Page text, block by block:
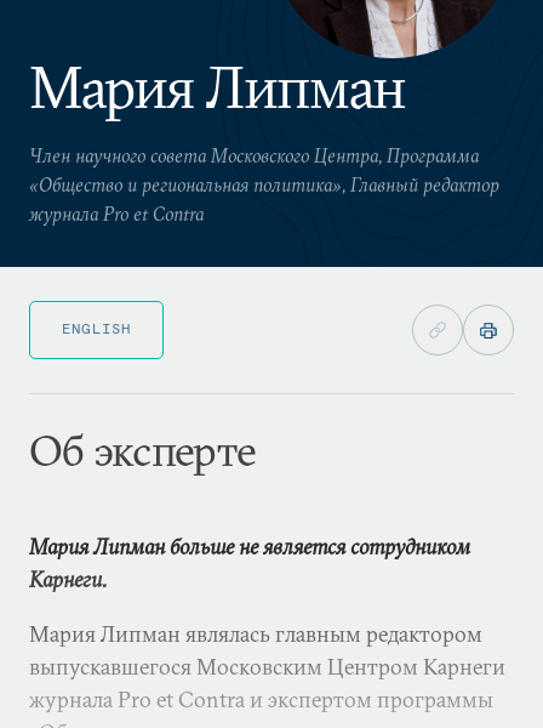
Мария Липман
Член научного совета Московского Центра, Программа
«Общество и региональная политика», Главный редактор
журнала Pro et Contra
ENGLISH
Об эксперте
Мария Липман больше не является сотрудником
Карнеги.
Мария Липман являлась главным редактором
выпускавшегося Московским Центром Карнеги
журнала Pro et Contra и экспертом программы